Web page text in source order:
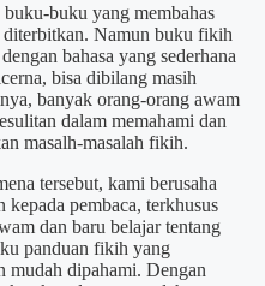
buku yang membahas
Namun buku fikih
bahasa yang sederhana
bisa dibilang masih
banyak orang-orang awam
dalam memahami dan
masalh-masalah fikih.
tersebut, kami berusaha
kepada pembaca, terkhusus
dan baru belajar tentang
panduan fikih yang
mudah dipahami. Dengan